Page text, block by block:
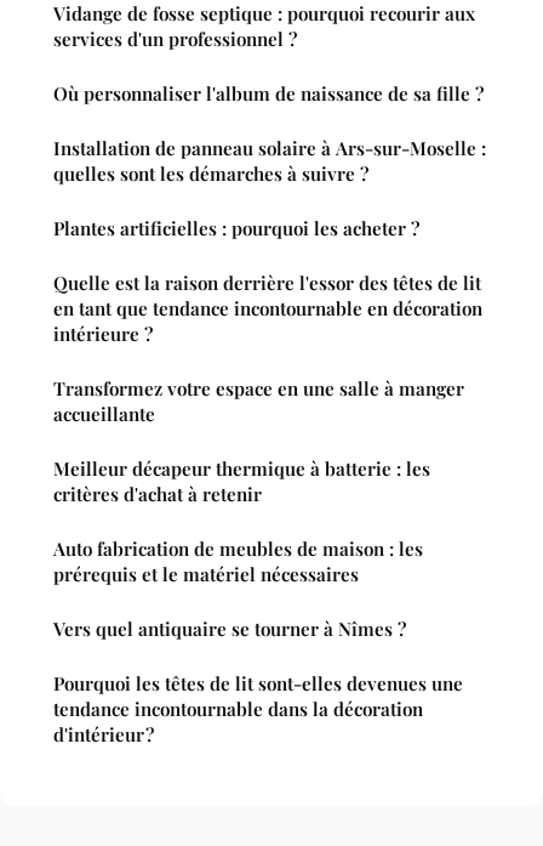
Vidange de fosse septique : pourquoi recourir aux
services d'un professionnel ?
Où personnaliser l'album de naissance de sa fille ?
Installation de panneau solaire à Ars-sur-Moselle :
quelles sont les démarches à suivre ?
Plantes artificielles : pourquoi les acheter ?
Quelle est la raison derrière l'essor des têtes de lit
en tant que tendance incontournable en décoration
intérieure ?
Transformez votre espace en une salle à manger
accueillante
Meilleur décapeur thermique à batterie : les
critères d'achat à retenir
Auto fabrication de meubles de maison : les
prérequis et le matériel nécessaires
Vers quel antiquaire se tourner à Nîmes ?
Pourquoi les têtes de lit sont-elles devenues une
tendance incontournable dans la décoration
d'intérieur ?